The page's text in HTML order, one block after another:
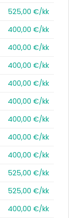
525,00 €/kk
400,00 €/kk
400,00 €/kk
400,00 €/kk
400,00 €/kk
400,00 €/kk
400,00 €/kk
400,00 €/kk
400,00 €/kk
525,00 €/kk
525,00 €/kk
400,00 €/kk